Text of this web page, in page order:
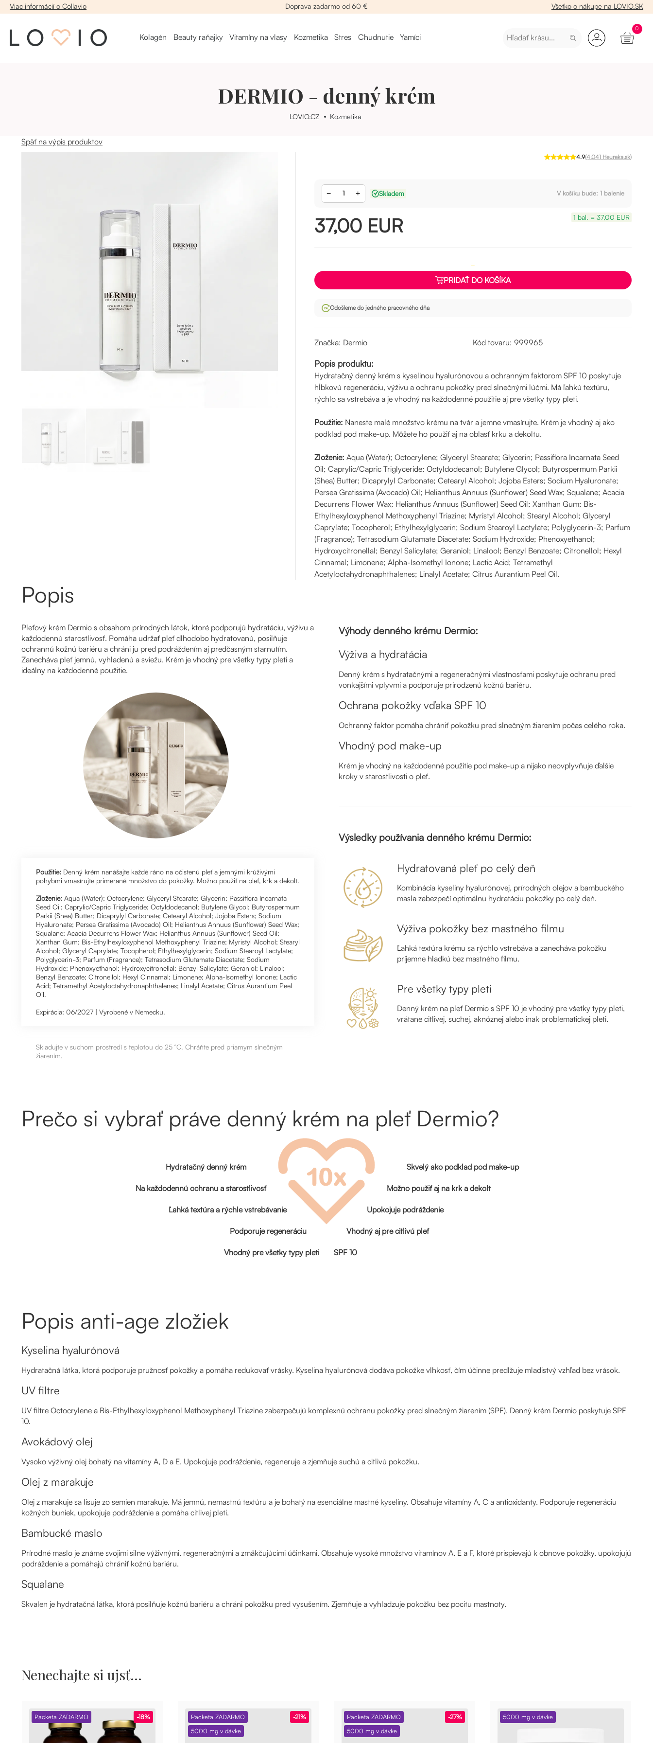
Viac informácií o Collavio Doprava zadarmo od 60 € Všetko o nákupe na LOVIO.SK
Kolagén Beauty raňajky Vitamíny na vlasy Kozmetika Stres Chudnutie Yamíci
0
DERMIO - denný krém
LOVIO.CZ Kozmetika
Späť na výpis produktov
4.9(4.041 Heureka.sk)
− + Skladem V košíku bude: 1 balenie
37,00EUR 1 bal. = 37,00 EUR
PRIDAŤ DO KOŠÍKA
Odošleme do jedného pracovného dňa
Značka: Dermio Kód tovaru: 999965
Popis produktu:
Hydratačný denný krém s kyselinou hyalurónovou a ochranným faktorom SPF 10 poskytuje
hĺbkovú regeneráciu, výživu a ochranu pokožky pred slnečnými lúčmi. Má ľahkú textúru,
rýchlo sa vstrebáva a je vhodný na každodenné použitie aj pre všetky typy pleti.
Použitie: Naneste malé množstvo krému na tvár a jemne vmasírujte. Krém je vhodný aj ako
podklad pod make-up. Môžete ho použiť aj na oblasť krku a dekoltu.
Zloženie: Aqua (Water); Octocrylene; Glyceryl Stearate; Glycerin; Passiflora Incarnata Seed
Oil; Caprylic/Capric Triglyceride; Octyldodecanol; Butylene Glycol; Butyrospermum Parkii
(Shea) Butter; Dicaprylyl Carbonate; Cetearyl Alcohol; Jojoba Esters; Sodium Hyaluronate;
Persea Gratissima (Avocado) Oil; Helianthus Annuus (Sunflower) Seed Wax; Squalane; Acacia
Decurrens Flower Wax; Helianthus Annuus (Sunflower) Seed Oil; Xanthan Gum; Bis-
Ethylhexyloxyphenol Methoxyphenyl Triazine; Myristyl Alcohol; Stearyl Alcohol; Glyceryl
Caprylate; Tocopherol; Ethylhexylglycerin; Sodium Stearoyl Lactylate; Polyglycerin-3; Parfum
(Fragrance); Tetrasodium Glutamate Diacetate; Sodium Hydroxide; Phenoxyethanol;
Hydroxycitronellal; Benzyl Salicylate; Geraniol; Linalool; Benzyl Benzoate; Citronellol; Hexyl
Cinnamal; Limonene; Alpha-Isomethyl Ionone; Lactic Acid; Tetramethyl
Acetyloctahydronaphthalenes; Linalyl Acetate; Citrus Aurantium Peel Oil.
Popis
Pleťový krém Dermio s obsahom prírodných látok, ktoré podporujú hydratáciu, výživu a
každodennú starostlivosť. Pomáha udržať pleť dlhodobo hydratovanú, posilňuje
ochrannú kožnú bariéru a chráni ju pred podráždením aj predčasným starnutím.
Zanecháva pleť jemnú, vyhladenú a sviežu. Krém je vhodný pre všetky typy pleti a
ideálny na každodenné použitie.
Použitie: Denný krém nanášajte každé ráno na očistenú pleť a jemnými krúživými
pohybmi vmasírujte primerané množstvo do pokožky. Možno použiť na pleť, krk a dekolt.
Zloženie: Aqua (Water); Octocrylene; Glyceryl Stearate; Glycerin; Passiflora Incarnata
Seed Oil; Caprylic/Capric Triglyceride; Octyldodecanol; Butylene Glycol; Butyrospermum
Parkii (Shea) Butter; Dicaprylyl Carbonate; Cetearyl Alcohol; Jojoba Esters; Sodium
Hyaluronate; Persea Gratissima (Avocado) Oil; Helianthus Annuus (Sunflower) Seed Wax;
Squalane; Acacia Decurrens Flower Wax; Helianthus Annuus (Sunflower) Seed Oil;
Xanthan Gum; Bis-Ethylhexyloxyphenol Methoxyphenyl Triazine; Myristyl Alcohol; Stearyl
Alcohol; Glyceryl Caprylate; Tocopherol; Ethylhexylglycerin; Sodium Stearoyl Lactylate;
Polyglycerin-3; Parfum (Fragrance); Tetrasodium Glutamate Diacetate; Sodium
Hydroxide; Phenoxyethanol; Hydroxycitronellal; Benzyl Salicylate; Geraniol; Linalool;
Benzyl Benzoate; Citronellol; Hexyl Cinnamal; Limonene; Alpha-Isomethyl Ionone; Lactic
Acid; Tetramethyl Acetyloctahydronaphthalenes; Linalyl Acetate; Citrus Aurantium Peel
Oil.
Expirácia: 06/2027 | Vyrobené v Nemecku.
Skladujte v suchom prostredí s teplotou do 25 °C. Chráňte pred priamym slnečným
žiarením.
Výhody denného krému Dermio:
Výživa a hydratácia
Denný krém s hydratačnými a regeneračnými vlastnosťami poskytuje ochranu pred
vonkajšími vplyvmi a podporuje prirodzenú kožnú bariéru.
Ochrana pokožky vďaka SPF 10
Ochranný faktor pomáha chrániť pokožku pred slnečným žiarením počas celého roka.
Vhodný pod make-up
Krém je vhodný na každodenné použitie pod make-up a nijako neovplyvňuje ďalšie
kroky v starostlivosti o pleť.
Výsledky používania denného krému Dermio:
Hydratovaná pleť po celý deň
Kombinácia kyseliny hyalurónovej, prírodných olejov a bambuckého
masla zabezpečí optimálnu hydratáciu pokožky po celý deň.
Výživa pokožky bez mastného filmu
Ľahká textúra krému sa rýchlo vstrebáva a zanecháva pokožku
príjemne hladkú bez mastného filmu.
Pre všetky typy pleti
Denný krém na pleť Dermio s SPF 10 je vhodný pre všetky typy pleti,
vrátane citlivej, suchej, aknóznej alebo inak problematickej pleti.
Prečo si vybrať práve denný krém na pleť Dermio?
Hydratačný denný krém
Na každodennú ochranu a starostlivosť
Ľahká textúra a rýchle vstrebávanie
Podporuje regeneráciu
Vhodný pre všetky typy pleti
Skvelý ako podklad pod make-up
Možno použiť aj na krk a dekolt
Upokojuje podráždenie
Vhodný aj pre citlivú pleť
SPF 10
Popis anti-age zložiek
Kyselina hyalurónová
Hydratačná látka, ktorá podporuje pružnosť pokožky a pomáha redukovať vrásky. Kyselina hyalurónová dodáva pokožke vlhkosť, čím účinne predlžuje mladistvý vzhľad bez vrások.
UV filtre
UV filtre Octocrylene a Bis-Ethylhexyloxyphenol Methoxyphenyl Triazine zabezpečujú komplexnú ochranu pokožky pred slnečným žiarením (SPF). Denný krém Dermio poskytuje SPF
10.
Avokádový olej
Vysoko výživný olej bohatý na vitamíny A, D a E. Upokojuje podráždenie, regeneruje a zjemňuje suchú a citlivú pokožku.
Olej z marakuje
Olej z marakuje sa lisuje zo semien marakuje. Má jemnú, nemastnú textúru a je bohatý na esenciálne mastné kyseliny. Obsahuje vitamíny A, C a antioxidanty. Podporuje regeneráciu
kožných buniek, upokojuje podráždenie a pomáha citlivej pleti.
Bambucké maslo
Prírodné maslo je známe svojimi silne výživnými, regeneračnými a zmäkčujúcimi účinkami. Obsahuje vysoké množstvo vitamínov A, E a F, ktoré prispievajú k obnove pokožky, upokojujú
podráždenie a pomáhajú chrániť kožnú bariéru.
Squalane
Skvalen je hydratačná látka, ktorá posilňuje kožnú bariéru a chráni pokožku pred vysušením. Zjemňuje a vyhladzuje pokožku bez pocitu mastnoty.
Nenechajte si ujsť...
-18%
Packeta ZADARMO -21%
Packeta ZADARMO
5000 mg v dávke
-27%
Packeta ZADARMO
5000 mg v dávke
5000 mg v dávke